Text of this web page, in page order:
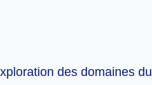
des domaines